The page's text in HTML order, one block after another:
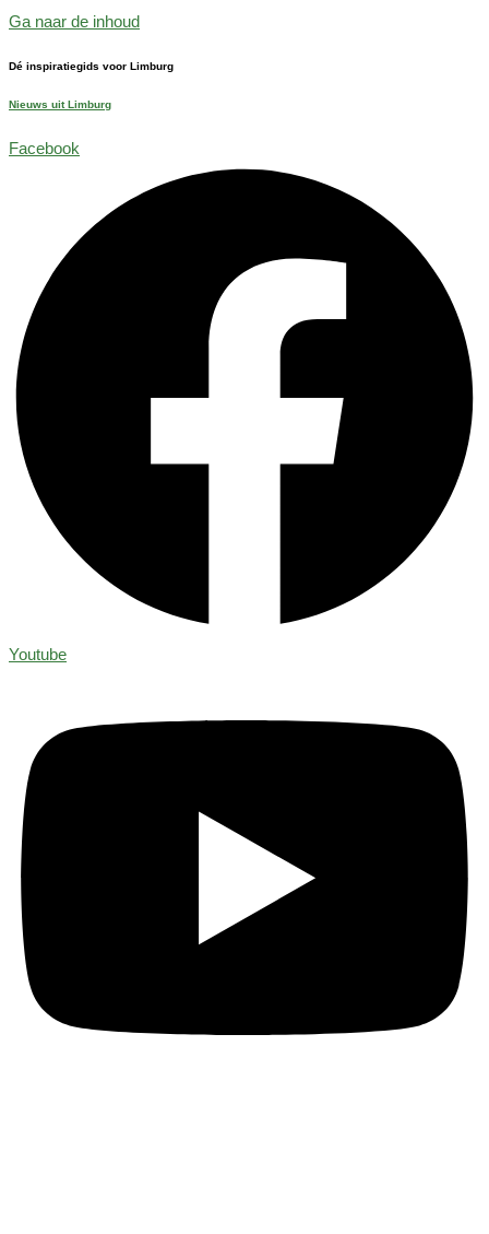
Ga naar de inhoud
Dé inspiratiegids voor Limburg
Nieuws uit Limburg
Facebook
Youtube